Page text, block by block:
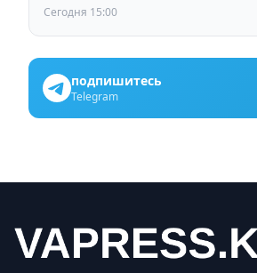
Сегодня 15:00
подпишитесь
Telegram